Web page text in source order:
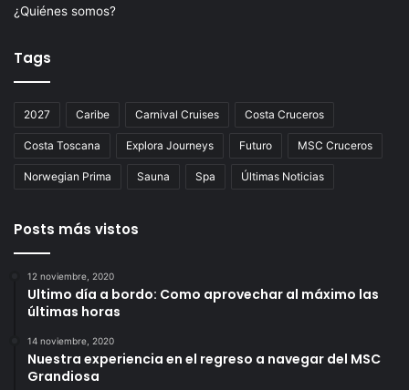
¿Quiénes somos?
Tags
2027 Caribe Carnival Cruises Costa Cruceros
Costa Toscana Explora Journeys Futuro MSC Cruceros
Norwegian Prima Sauna Spa Últimas Noticias
Posts más vistos
12 noviembre, 2020
Ultimo día a bordo: Como aprovechar al máximo las
últimas horas
14 noviembre, 2020
Nuestra experiencia en el regreso a navegar del MSC
Grandiosa